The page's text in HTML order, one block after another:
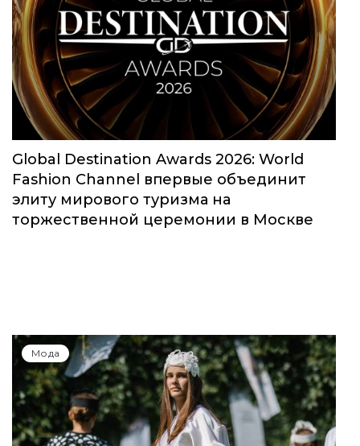
Global Destination Awards 2026: World
Fashion Channel впервые объединит
элиту мирового туризма на
торжественной церемонии в Москве
Мода